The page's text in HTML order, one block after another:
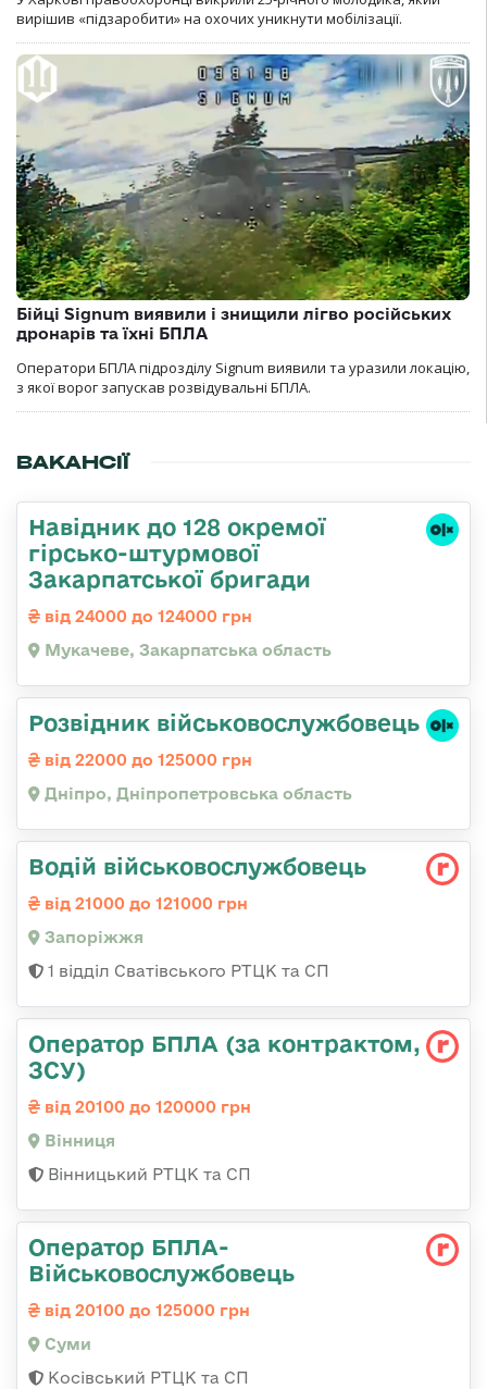
вирішив «підзаробити» на охочих уникнути мобілізації.
Бійці Signum виявили і знищили лігво російських
дронарів та їхні БПЛА
Оператори БПЛА підрозділу Signum виявили та уразили локацію,
з якої ворог запускав розвідувальні БПЛА.
ВАКАНСІЇ
Навідник до 128 окремої
гірсько-штурмової
Закарпатської бригади
від 24000 до 124000 грн
Мукачеве, Закарпатська область
Розвідник військовослужбовець
від 22000 до 125000 грн
Дніпро, Дніпропетровська область
Водій військовослужбовець
від 21000 до 121000 грн
Запоріжжя
1 відділ Сватівського РТЦК та СП
Оператор БПЛА (за контрактом,
ЗСУ)
від 20100 до 120000 грн
Вінниця
Вінницький РТЦК та СП
Оператор БПЛА-
Військовослужбовець
від 20100 до 125000 грн
Суми
Косівський РТЦК та СП